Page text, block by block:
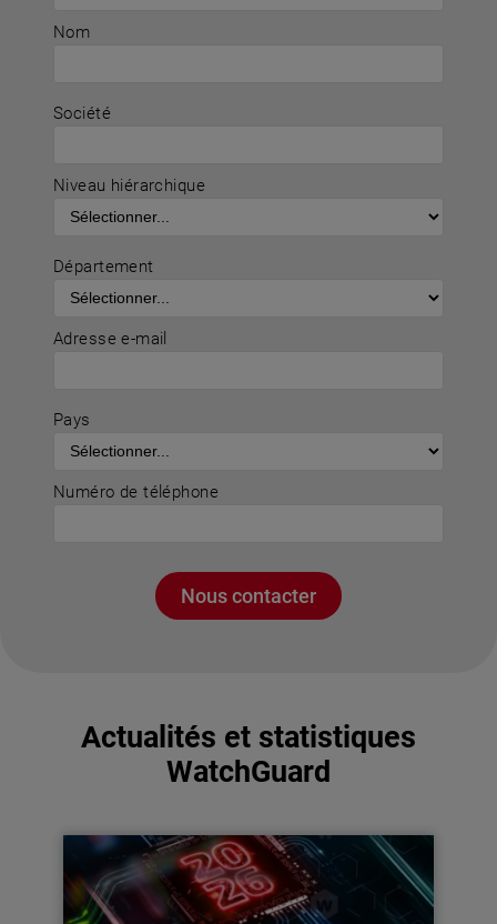
Nom
Société
Niveau hiérarchique
Département
Adresse e-mail
Pays
Numéro de téléphone
Nous contacter
Actualités et statistiques
WatchGuard